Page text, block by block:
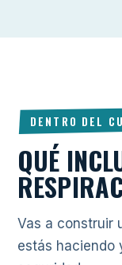
DENTRO DEL
QUÉ
Vas a construir
estás haciendo